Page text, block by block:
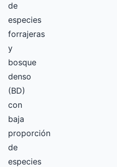
de
especies
forrajeras
y
bosque
denso
(BD)
con
baja
proporción
de
especies